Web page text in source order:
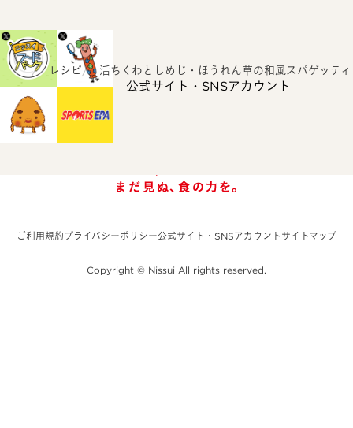
公式サイト・SNSアカウント
ホーム レシピ 活ちくわとしめじ・ほうれん草の和風スパゲッティ
ご利用規約プライバシーポリシー公式サイト・SNSアカウント サイトマップ
Copyright © Nissui All rights reserved.